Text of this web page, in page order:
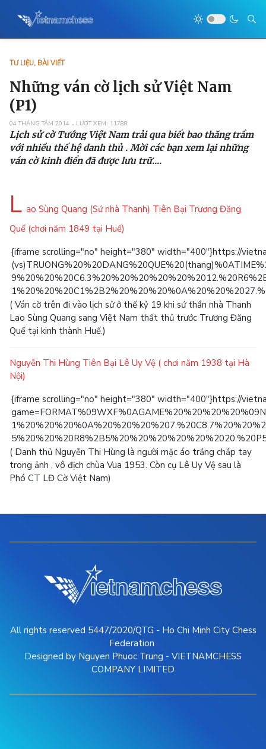
TƯ LIỆU, BÀI VIẾT
Những ván cờ lịch sử Việt Nam
(P1)
04 THÁNG TÁM 2014 LƯỢT XEM: 11788
Lịch sử cờ Tướng Việt Nam trải qua biết bao thăng trầm
với nhiều thế hệ danh thủ . Mời các bạn xem lại những
ván cờ kinh điển đã được lưu trữ....
L ao Sùng Quang (Sứ nhà Thanh) Tiên Bại Trương Đăng
Quế (chơi năm 1849 tại Huế)
{iframe scrolling="no" height="380" width="400"}https://
( Ván cờ trên đi vào lịch sử ở thế kỷ 19 khi sứ thần nhà Thanh
Lao Sùng Quang sang Việt Nam thất thủ trước Trương Đăng
Quế tại kinh thành Huế.)
Nguyễn Thi Hùng Tiên Bại Lê Uy Vệ ( chơi năm 1938 tại Hà
Nội)
{iframe scrolling="no" height="380" width="400"}https://
( Danh thủ Nguyễn Thi Hùng là người mặc áo trắng chắp tay
trong ảnh , vô địch chùa Vua 1953. Còn cụ Lê Uy Vệ sau là
Phó CT LĐ Cờ Việt Nam)
All rights reserved 5447/2020/QTG - Ho Chi Minh City Chess
Federation
Designed by Nguyen Phuoc Trung - VIETNAMCHESS
COMPANY LIMITED